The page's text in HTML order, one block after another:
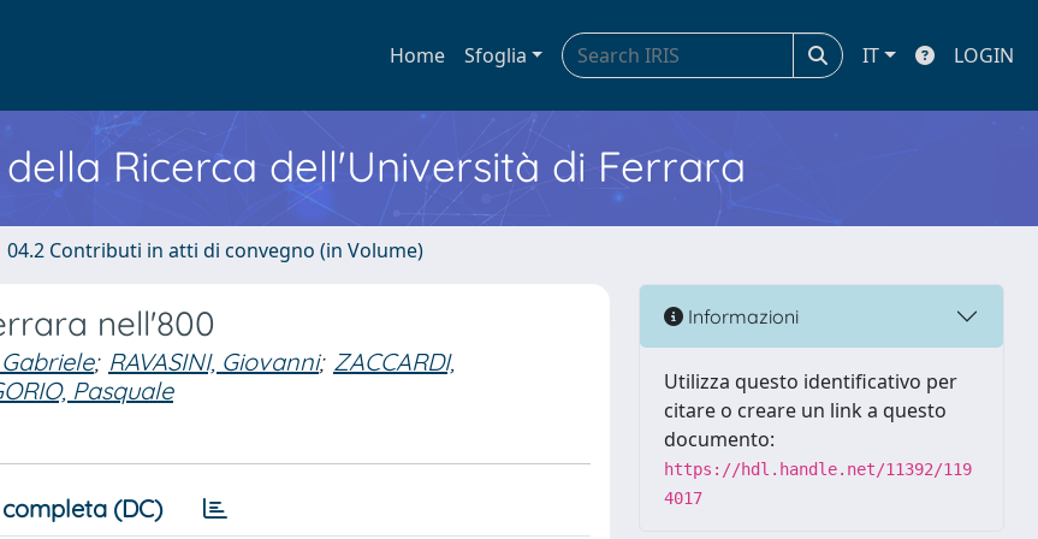
Home Sfoglia IT LOGIN
Ricerca dell'Università di Ferrara
04.2 Contributi in atti di convegno (in Volume)
nell'800
; RAVASINI, Giovanni; ZACCARDI,
Pasquale
(DC)
Informazioni
Utilizza questo identificativo per
citare o creare un link a questo
documento:
https://hdl.handle.net/11392/119
4017